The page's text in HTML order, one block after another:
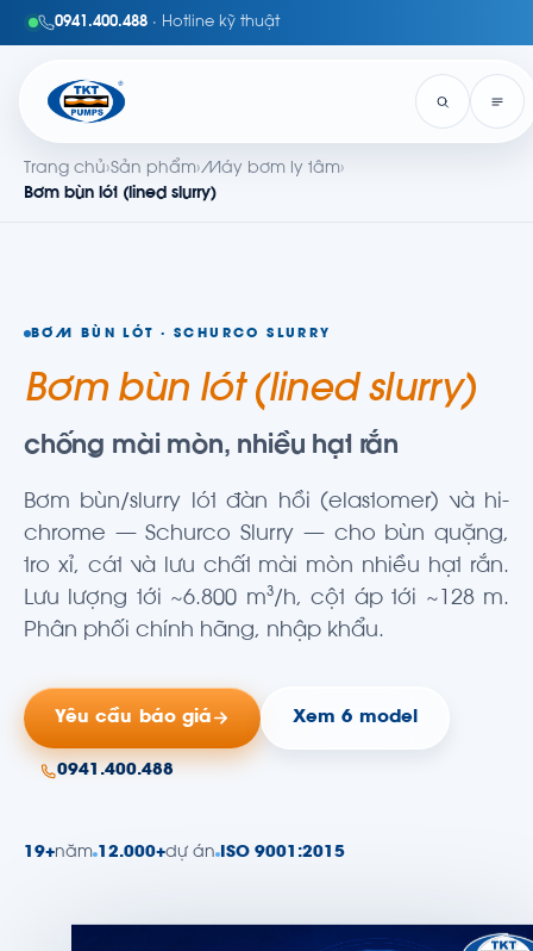
0941.400.488 · Hotline kỹ thuật
Trang chủ›Sản phẩm›Máy bơm ly tâm›
Bơm bùn lót (lined slurry)
BƠM BÙN LÓT · SCHURCO SLURRY
Bơm bùn lót (lined slurry)
chống mài mòn, nhiều hạt rắn
Bơm bùn/slurry lót đàn hồi (elastomer) và hi-
chrome — Schurco Slurry — cho bùn quặng,
tro xỉ, cát và lưu chất mài mòn nhiều hạt rắn.
Lưu lượng tới ~6.800 m³/h, cột áp tới ~128 m.
Phân phối chính hãng, nhập khẩu.
Yêu cầu báo giá Xem 6 model
0941.400.488
19+năm 12.000+dự án ISO 9001:2015